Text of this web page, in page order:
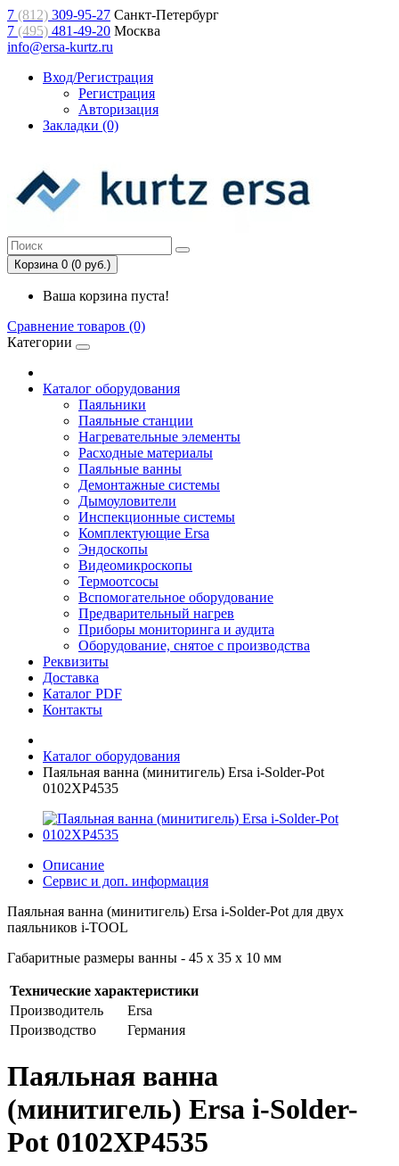
7 (812) 309-95-27 Санкт-Петербург
7 (495) 481-49-20 Москва
info@ersa-kurtz.ru
Вход/Регистрация
Регистрация
Авторизация
Закладки (0)
Корзина 0 (0 руб.)
Ваша корзина пуста!
Сравнение товаров (0)
Категории
Каталог оборудования
Паяльники
Паяльные станции
Нагревательные элементы
Расходные материалы
Паяльные ванны
Демонтажные системы
Дымоуловители
Инспекционные системы
Комплектующие Ersa
Эндоскопы
Видеомикроскопы
Термоотсосы
Вспомогательное оборудование
Предварительный нагрев
Приборы мониторинга и аудита
Оборудование, снятое с производства
Реквизиты
Доставка
Каталог PDF
Контакты
Каталог оборудования
Паяльная ванна (минитигель) Ersa i-Solder-Pot
0102XP4535
Описание
Сервис и доп. информация
Паяльная ванна (минитигель) Ersa i-Solder-Pot для двух
паяльников i-TOOL
Габаритные размеры ванны - 45 x 35 x 10 мм
Технические характеристики
Производитель
Ersa
Производство
Германия
Паяльная ванна
(минитигель) Ersa i-Solder-
Pot 0102XP4535